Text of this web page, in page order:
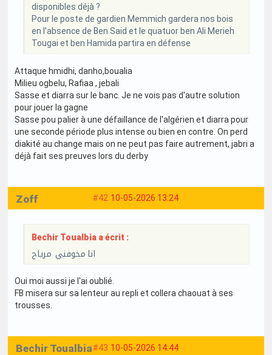
disponibles déjà ?
Pour le poste de gardien Memmich gardera nos bois
en l’absence de Ben Said et le quatuor ben Ali Merieh
Tougai et ben Hamida partira en défense
Attaque hmidhi, danho,boualia
Milieu ogbelu, Rafiaa , jebali
Sasse et diarra sur le banc. Je ne vois pas d'autre solution
pour jouer la gagne
Sasse pou palier à une défaillance de l'algérien et diarra pour
une seconde période plus intense ou bien en contre. On perd
diakité au change mais on ne peut pas faire autrement, jabri a
déjà fait ses preuves lors du derby
#42 10-05-2026 13:24
Zoff
Bechir Toualbia a écrit :
انا مخوفني مرياح
Oui moi aussi je l'ai oublié.
FB misera sur sa lenteur au repli et collera chaouat à ses
trousses.
#43 10-05-2026 14:44
Bechir Toualbia